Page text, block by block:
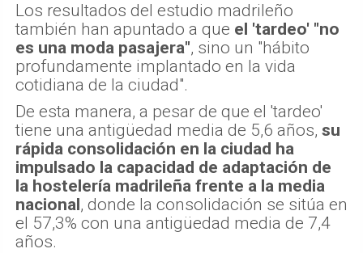
Los resultados del estudio madrileño
también han apuntado a que el 'tardeo' "no
es una moda pasajera", sino un "hábito
profundamente implantado en la vida
cotidiana de la ciudad".
De esta manera, a pesar de que el 'tardeo'
tiene una antigüedad media de 5,6 años, su
rápida consolidación en la ciudad ha
impulsado la capacidad de adaptación de
la hostelería madrileña frente a la media
nacional, donde la consolidación se sitúa en
el 57,3% con una antigüedad media de 7,4
años.